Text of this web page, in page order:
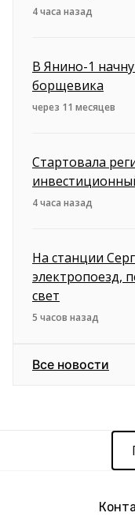
4 часа назад
В Янино-1
борщевика
через 11 месяцев
Стартовала
4 часа назад
На станции
электропоезд,
свет
5 часов назад
Все новости